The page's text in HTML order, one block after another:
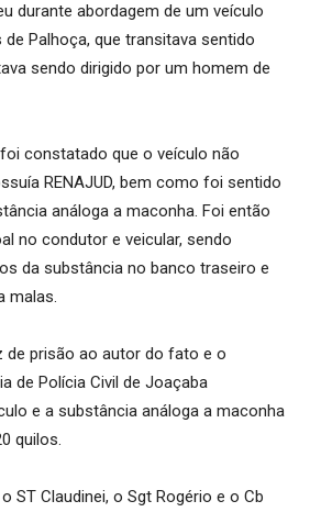
durante abordagem de um veículo
Palhoça, que transitava sentido
sendo dirigido por um homem de
constatado que o veículo não
RENAJUD, bem como foi sentido
análoga a maconha. Foi então
no condutor e veicular, sendo
da substância no banco traseiro e
malas.
de prisão ao autor do fato e o
de Polícia Civil de Joaçaba
e a substância análoga a maconha
quilos.
ST Claudinei, o Sgt Rogério e o Cb